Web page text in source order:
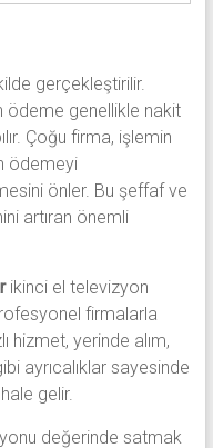
gerçekleştirilir.
ödeme genellikle nakit
Çoğu firma, işlemin
ödemeyi
önler. Bu şeffaf ve
artıran önemli
ikinci el televizyon
firmalarla
hizmet, yerinde alım,
ayrıcalıklar sayesinde
gelir.
değerinde satmak